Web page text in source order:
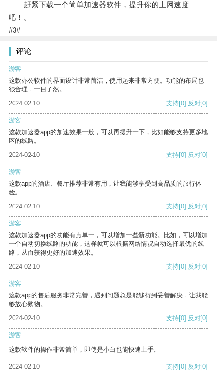
赶紧下载一个简单加速器软件，提升你的上网速度
吧！。
#3#
评论
游客
这款办公软件的界面设计非常简洁，使用起来非常方便。功能的布局也
很合理，一目了然。
2024-02-10
支持[0] 反对[0]
游客
这款加速器app的加速效果一般，可以再提升一下，比如能够支持更多地
区的线路。
2024-02-10
支持[0] 反对[0]
游客
这款app的酒店、餐厅推荐非常有用，让我能够享受到高品质的旅行体
验。
2024-02-10
支持[0] 反对[0]
游客
这款加速器app的功能有点单一，可以增加一些新功能。比如，可以增加
一个自动切换线路的功能，这样就可以根据网络情况自动选择最优的线
路，从而获得更好的加速效果。
2024-02-10
支持[0] 反对[0]
游客
这款app的售后服务非常完善，遇到问题总是能够得到妥善解决，让我能
够放心购物。
2024-02-10
支持[0] 反对[0]
游客
这款软件的操作非常简单，即使是小白也能快速上手。
2024-02-10 支持[0] 反对[0]